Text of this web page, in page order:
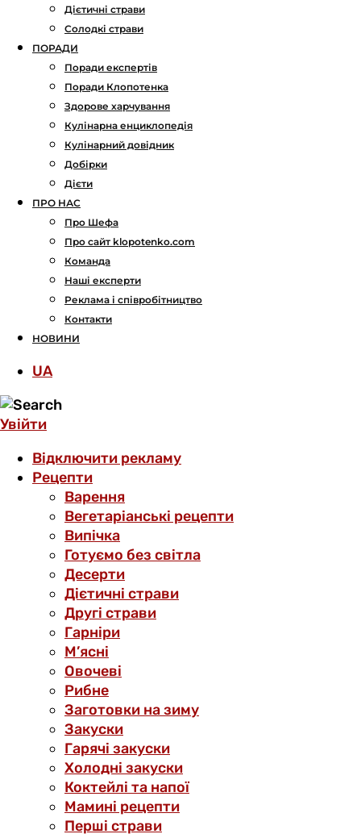
Дієтичні страви
Солодкі страви
ПОРАДИ
Поради експертів
Поради Клопотенка
Здорове харчування
Кулінарна енциклопедія
Кулінарний довідник
Добірки
Дієти
ПРО НАС
Про Шефа
Про сайт klopotenko.com
Команда
Наші експерти
Реклама і співробітництво
Контакти
НОВИНИ
UA
Увійти
Відключити рекламу
Рецепти
Варення
Вегетаріанські рецепти
Випічка
Готуємо без світла
Десерти
Дієтичні страви
Другі страви
Гарніри
М’ясні
Овочеві
Рибне
Заготовки на зиму
Закуски
Гарячі закуски
Холодні закуски
Коктейлі та напої
Мамині рецепти
Перші страви